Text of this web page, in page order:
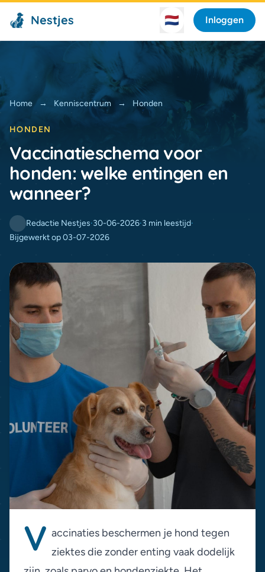
Nestjes 🇳🇱 Inloggen
Home → Kenniscentrum → Honden
HONDEN
Vaccinatieschema voor
honden: welke entingen en
wanneer?
Redactie Nestjes·30-06-2026·3 min leestijd·
Bijgewerkt op 03-07-2026
V accinaties beschermen je hond tegen
ziektes die zonder enting vaak dodelijk